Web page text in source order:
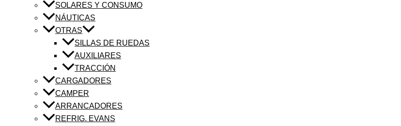
SOLARES Y CONSUMO
NÁUTICAS
OTRAS
SILLAS DE RUEDAS
AUXILIARES
TRACCIÓN
CARGADORES
CAMPER
ARRANCADORES
REFRIG. EVANS